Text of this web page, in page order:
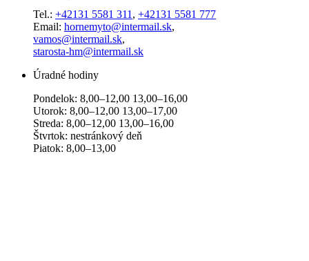
Tel.: +42131 5581 311 , +42131 5581 777
Email: hornemyto@intermail.sk,
vamos@intermail.sk,
starosta-hm@intermail.sk
Úradné hodiny
Pondelok: 8,00–12,00 13,00–16,00
Utorok: 8,00–12,00 13,00–17,00
Streda: 8,00–12,00 13,00–16,00
Štvrtok: nestránkový deň
Piatok: 8,00–13,00